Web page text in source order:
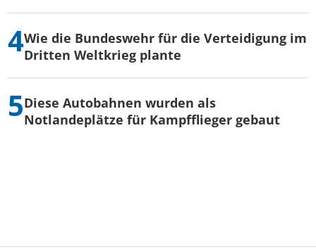
Wie die Bundeswehr für die Verteidigung im
Dritten Weltkrieg plante
Diese Autobahnen wurden als
Notlandeplätze für Kampfflieger gebaut